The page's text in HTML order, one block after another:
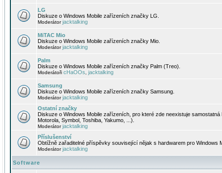
LG
Diskuze o Windows Mobile zařízeních značky LG.
Moderátorjacktalking
MiTAC Mio
Diskuze o Windows Mobile zařízeních značky Mio.
Moderátorjacktalking
Palm
Diskuze o Windows Mobile zařízeních značky Palm (Treo).
Moderátoři cHaOOs jacktalking
Samsung
Diskuze o Windows Mobile zařízeních značky Samsung.
Moderátorjacktalking
Ostatní značky
Diskuze o Windows Mobile zařízeních, pro které zde neexistuje
Motorola, Symbol, Toshiba, Yakumo, ...).
Moderátorjacktalking
Příslušenství
Obtížně zařaditelné příspěvky související nějak s hardwarem pro Windows
Moderátorjacktalking
Software